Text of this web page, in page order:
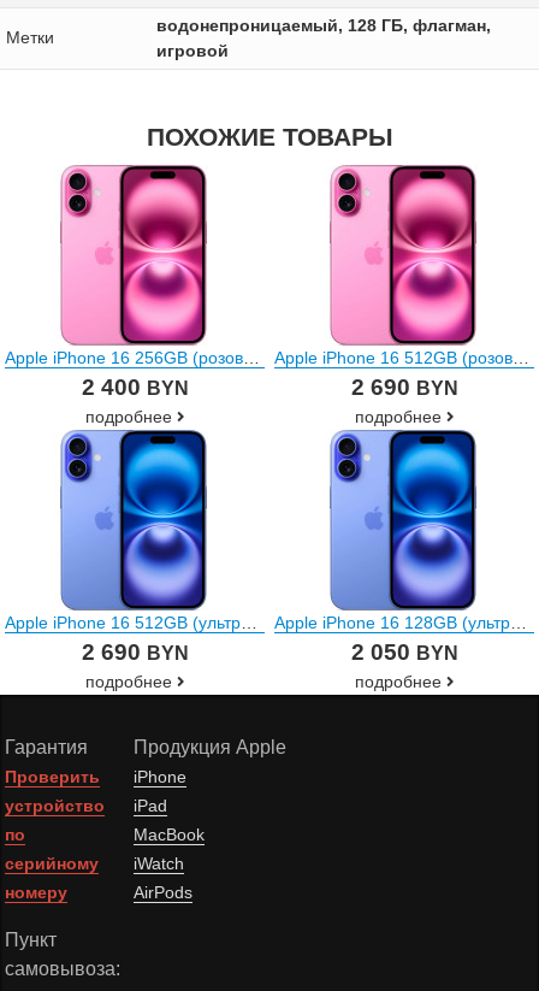
Метки
водонепроницаемый, 128 ГБ, флагман,
игровой
ПОХОЖИЕ ТОВАРЫ
2 400 BYN
подробнее
2 690 BYN
подробнее
2 690 BYN
подробнее
2 050 BYN
подробнее
Гарантия
Проверить
устройство
по
серийному
номеру
Пункт
самовывоза:
Продукция Apple
iPhone
iPad
MacBook
iWatch
AirPods